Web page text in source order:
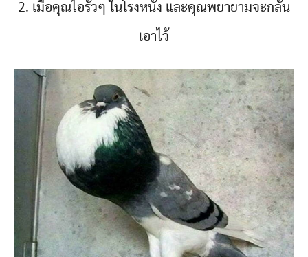
2. เมื่อคุณไอรัวๆ ในโรงหนัง และคุณพยายามจะกลั้น
เอาไว้